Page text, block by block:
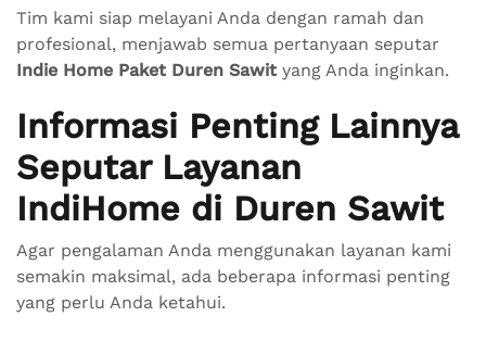
Tim kami siap melayani Anda dengan ramah dan
profesional, menjawab semua pertanyaan seputar
Indie Home Paket Duren Sawit yang Anda inginkan.
Informasi Penting Lainnya
Seputar Layanan
IndiHome di Duren Sawit
Agar pengalaman Anda menggunakan layanan kami
semakin maksimal, ada beberapa informasi penting
yang perlu Anda ketahui.